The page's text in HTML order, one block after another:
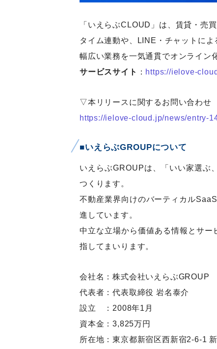
「いえらぶCLOUD」は、賃貸・売
タイム連動や、LINE・チャットに
幅広い業務を一気通貫でオンライン
サービスサイト
： https://ielove-
▽本リリースに関するお問い合わせ
https://ielove-cloud.jp/news/entry-
■いえらぶGROUPについて
いえらぶGROUPは、「いい家選ぶ
つくります。
不動産業界向けのバーティカル
進しています。
中立な立場から価値ある情報とサー
指してまいります。
会社名：株式会社いえらぶGROUP
代表者：代表取締役 岩名泰介
設立 ：2008年1月
資本金：3,825万円
所在地：東京都新宿区西新宿2-6-1